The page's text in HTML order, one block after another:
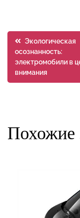
Навигация
по
записям
Экологическая
осознанность:
электромобили в
внимания
Похожие